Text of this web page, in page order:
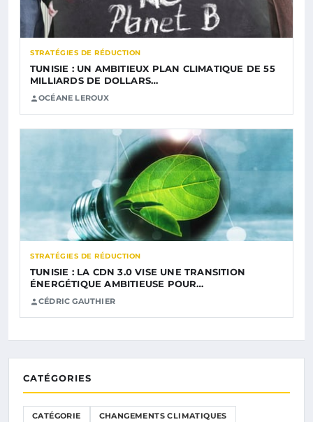
STRATÉGIES DE RÉDUCTION
TUNISIE : UN AMBITIEUX PLAN CLIMATIQUE DE 55
MILLIARDS DE DOLLARS…
OCÉANE LEROUX
STRATÉGIES DE RÉDUCTION
TUNISIE : LA CDN 3.0 VISE UNE TRANSITION
ÉNERGÉTIQUE AMBITIEUSE POUR…
CÉDRIC GAUTHIER
CATÉGORIES
CATÉGORIE CHANGEMENTS CLIMATIQUES